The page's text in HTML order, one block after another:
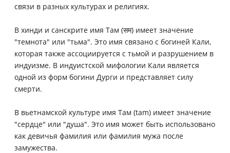
связи в разных культурах и религиях.
В хинди и санскрите имя Там (सम) имеет значение
"темнота" или "тьма". Это имя связано с богиней Кали,
которая также ассоциируется с тьмой и разрушением в
индуизме. В индуистской мифологии Кали является
одной из форм богини Дурги и представляет силу
смерти.
В вьетнамской культуре имя Там (tam) имеет значение
"сердце" или "душа". Это имя может быть использовано
как девичья фамилия или фамилия мужа после
замужества.